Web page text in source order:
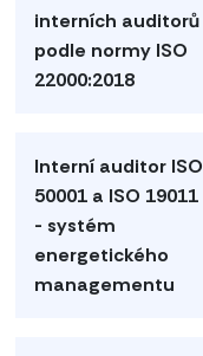
interních auditorů
podle normy ISO
22000:2018
Interní auditor ISO
50001 a ISO 19011
- systém
energetického
managementu